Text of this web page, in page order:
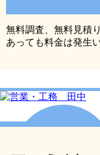
無料調査、無料見積
あっても料金は発生